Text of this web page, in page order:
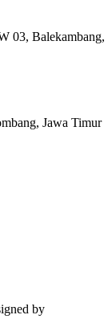
03, Balekambang,
Jawa Timur
by